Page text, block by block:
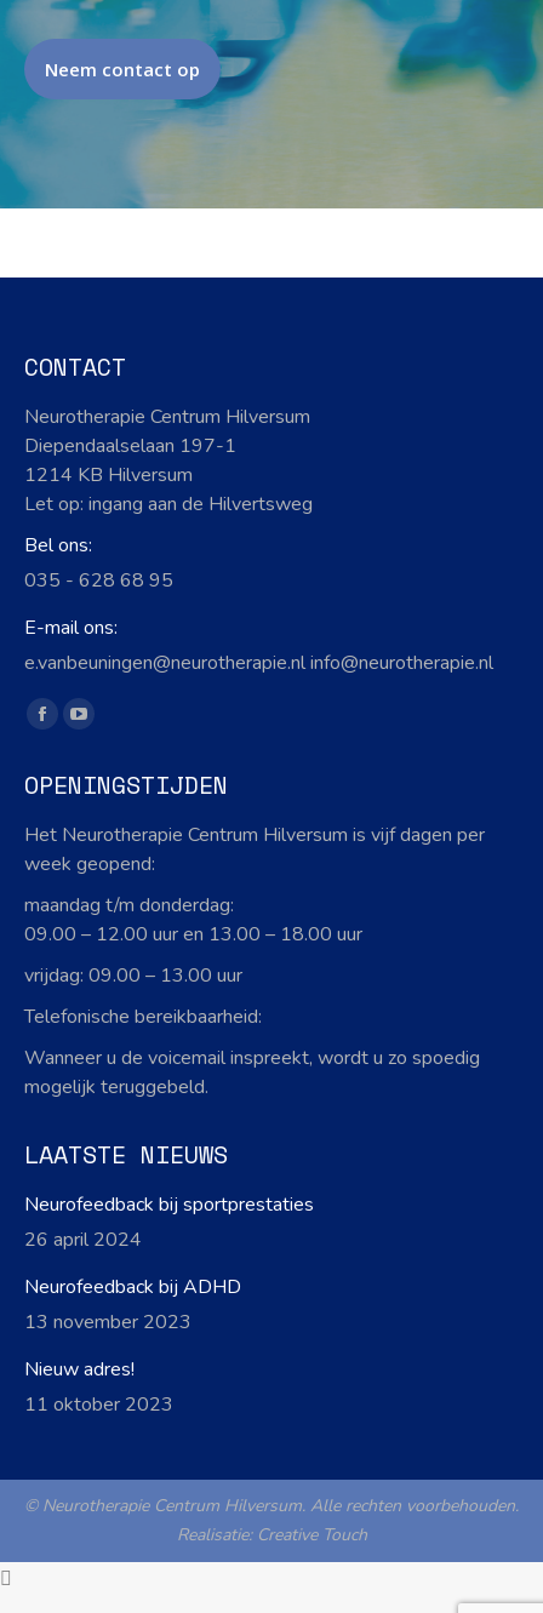
Neem contact op
CONTACT
Neurotherapie Centrum Hilversum
Diependaalselaan 197-1
1214 KB Hilversum
Let op: ingang aan de Hilvertsweg
Bel ons:
035 - 628 68 95
E-mail ons:
e.vanbeuningen@neurotherapie.nl info@neurotherapie.nl
Vind ons op:
Facebook
opens
in
new
YouTube
opens
new
OPENINGSTIJDEN
Het Neurotherapie Centrum Hilversum is vijf dagen per
week geopend:
maandag t/m donderdag:
09.00 – 12.00 uur en 13.00 – 18.00 uur
vrijdag: 09.00 – 13.00 uur
Telefonische bereikbaarheid:
Wanneer u de voicemail inspreekt, wordt u zo spoedig
mogelijk teruggebeld.
LAATSTE NIEUWS
Neurofeedback bij sportprestaties
26 april 2024
Neurofeedback bij ADHD
13 november 2023
Nieuw adres!
11 oktober 2023
© Neurotherapie Centrum Hilversum. Alle rechten voorbehouden.
Realisatie: Creative Touch